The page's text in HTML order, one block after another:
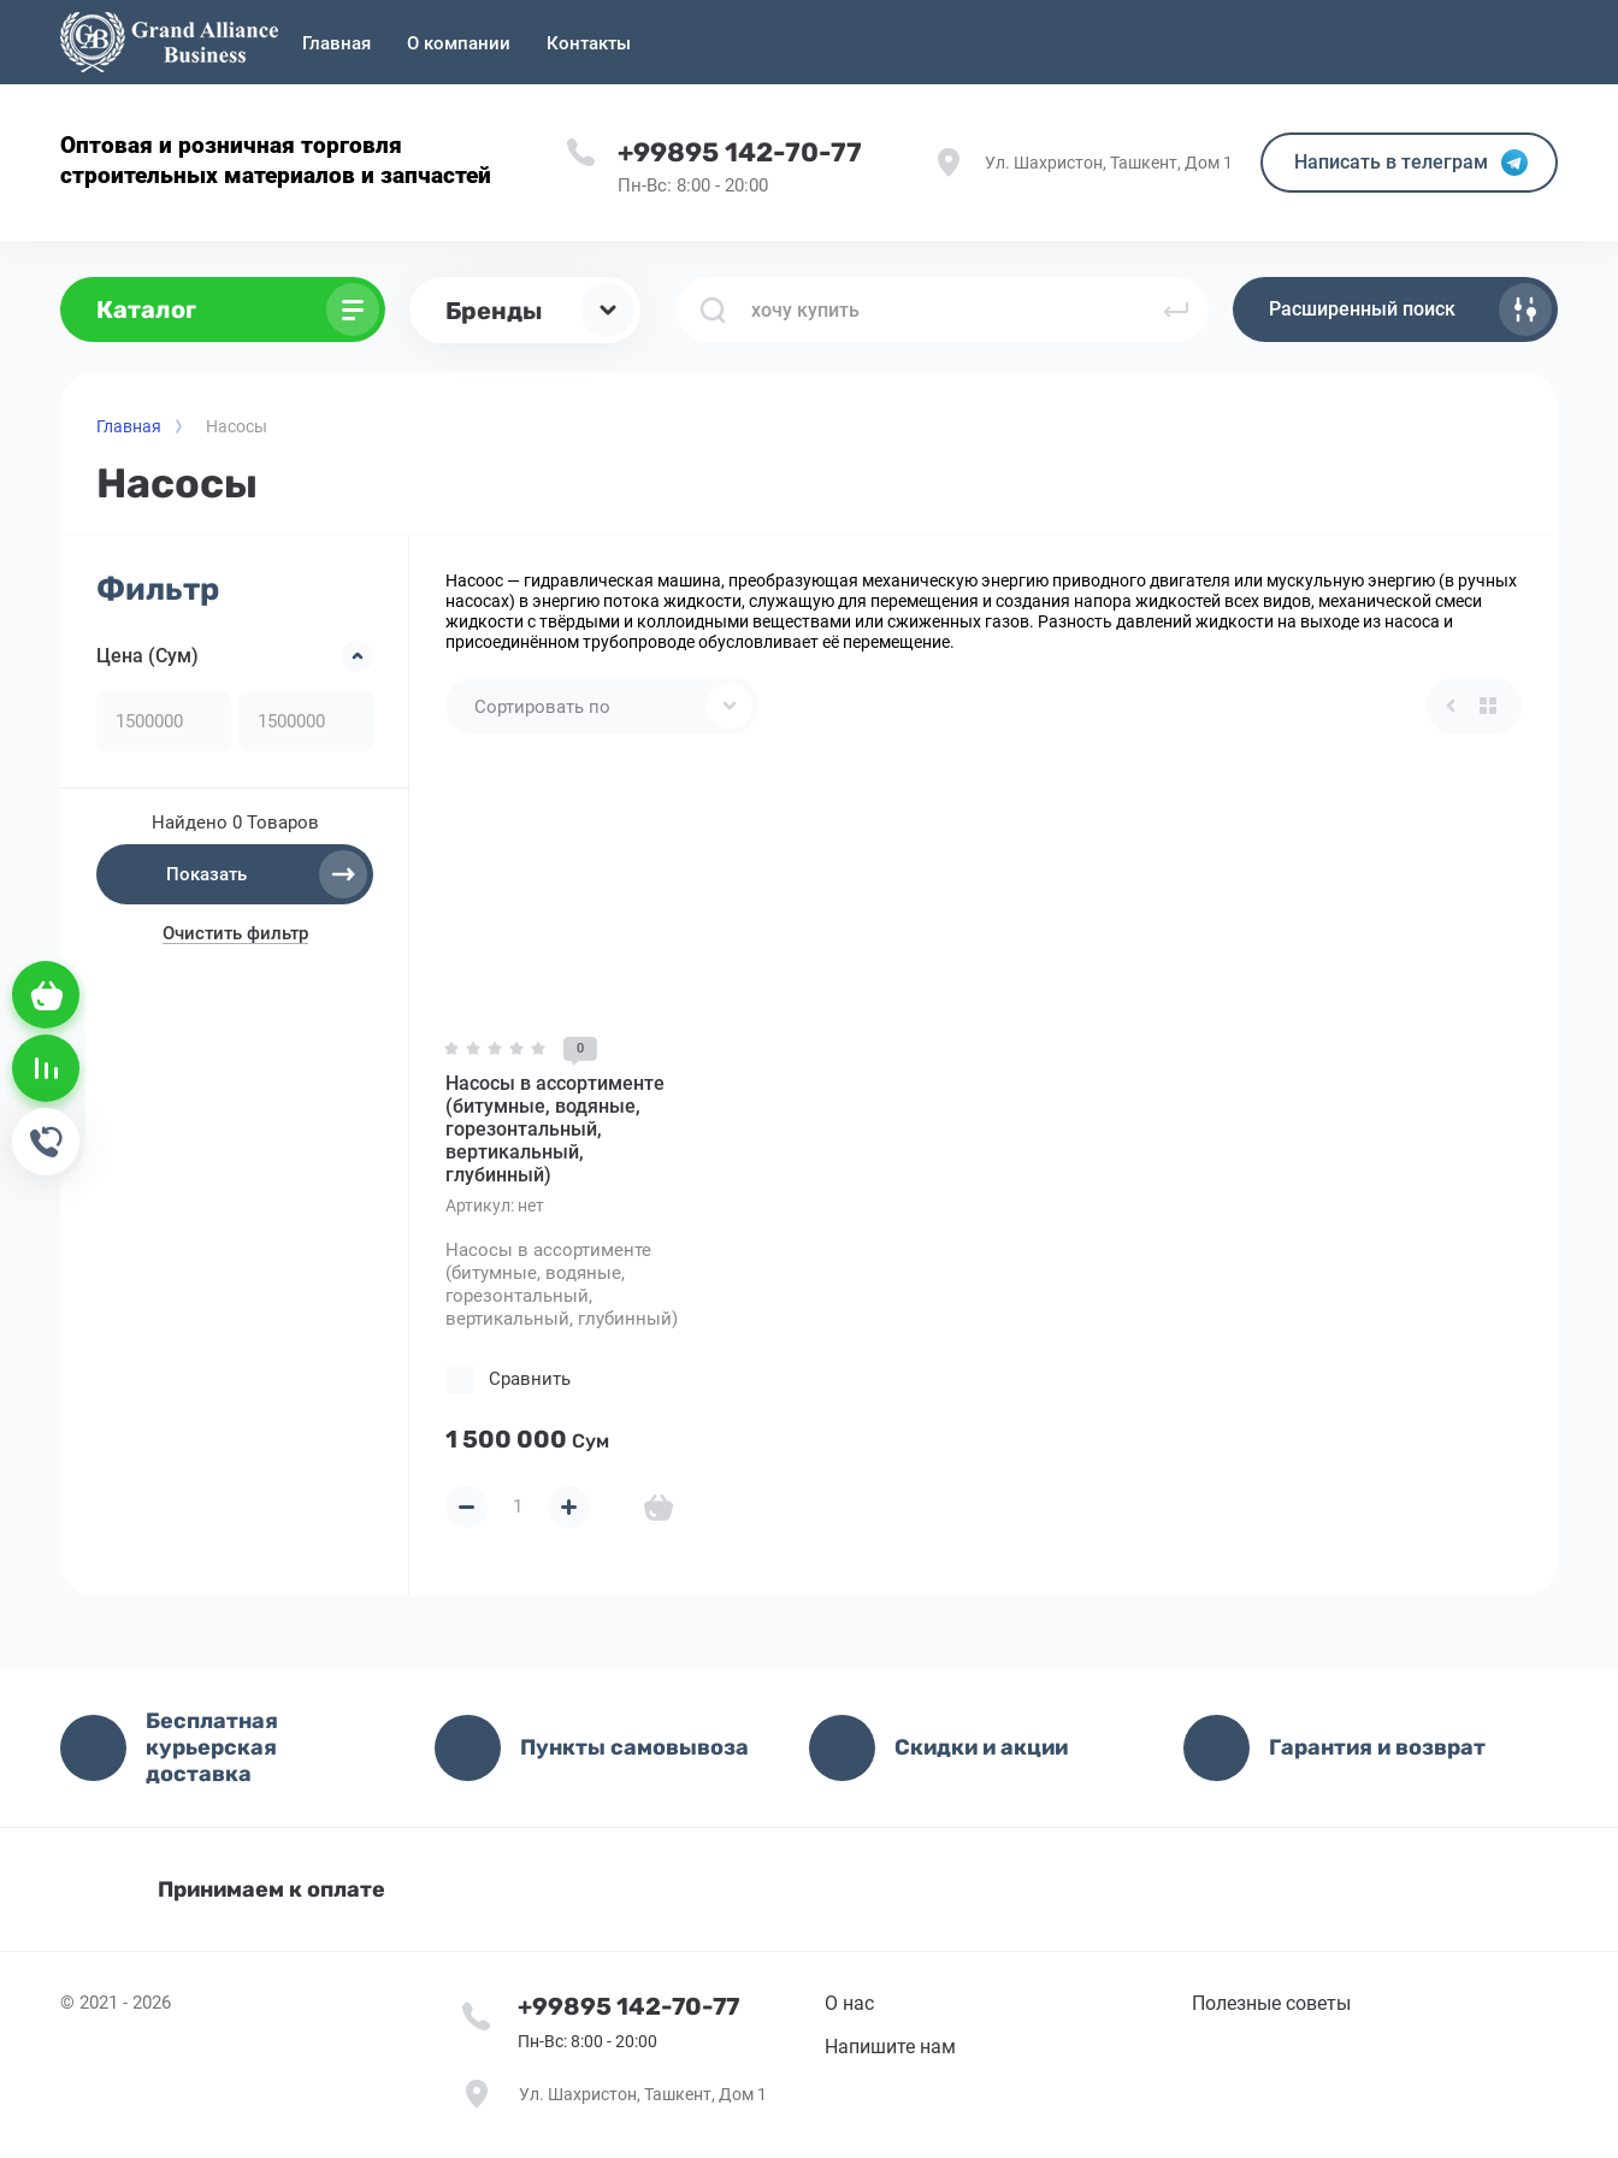
Главная О компании Контакты
Оптовая и розничная торговля
строительных материалов и запчастей
+99895 142-70-77
Пн-Вс: 8:00 - 20:00
Ул. Шахристон, Ташкент, Дом 1 Написать в телеграм
Каталог Бренды Расширенный поиск
Главная Насосы
Насосы
Фильтр
Цена (Сум)
Найдено 0 Товаров
Показать
Очистить фильтр
Насоос — гидравлическая машина, преобразующая механическую энергию приводного двигателя или мускульную энергию (в ручных
насосах) в энергию потока жидкости, служащую для перемещения и создания напора жидкостей всех видов, механической смеси
жидкости с твёрдыми и коллоидными веществами или сжиженных газов. Разность давлений жидкости на выходе из насоса и
присоединённом трубопроводе обусловливает её перемещение.
Сортировать по
0
Насосы в ассортименте
(битумные, водяные,
горезонтальный,
вертикальный,
глубинный)
Артикул: нет
Насосы в ассортименте
(битумные, водяные,
горезонтальный,
вертикальный, глубинный)
Сравнить
1 500 000 Сум
Бесплатная
курьерская
доставка
Пункты самовывоза Скидки и акции Гарантия и возврат
Принимаем к оплате
© 2021 - 2026 +99895 142-70-77
Пн-Вс: 8:00 - 20:00
Ул. Шахристон, Ташкент, Дом 1
О нас
Полезные советы
Напишите нам